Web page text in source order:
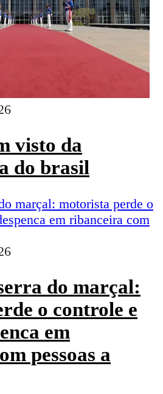
visto da
do brasil
do marçal:
o controle e
em
pessoas a